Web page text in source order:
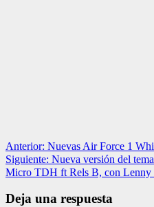
Navegación
de
Anterior: Nuevas Air Force 1
Siguiente: Nueva versión del
Micro TDH ft Rels B, con Lenny
Deja una respuesta